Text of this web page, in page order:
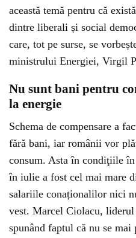
această temă pentru că
dintre liberali și social
care, tot pe surse, se
ministrului Energiei, Virgil
Nu sunt bani pentru
la energie
Schema de compensare a
fără bani, iar românii vor
consum. Asta în condiţiile
în iulie a fost cel mai mare
salariile conaționalilor nici
vest. Marcel Ciolacu,
spunând faptul că nu se mai